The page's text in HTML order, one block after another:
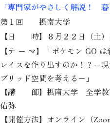
「専門家がやさしく解説！ 暮
第１回 摂南大学
【日 時】８月２２日（土）
【テ ー マ】「ポケモン GO
レイスを作り出すのか！？ー
ブリッド空間を考えるー」
【講 師】摂南大学 全学
佑弥
【開催方法】オンライン（